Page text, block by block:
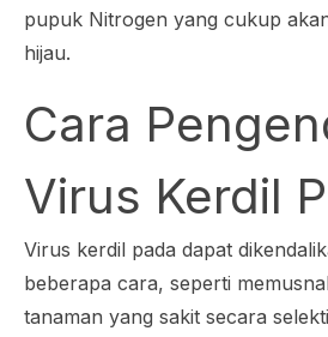
pupuk Nitrogen yang cukup
hijau.
Cara
Virus Kerdil
Virus kerdil pada dapat
beberapa cara, seperti
tanaman yang sakit secara